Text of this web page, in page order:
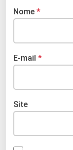
Nome *
E-mail *
Site